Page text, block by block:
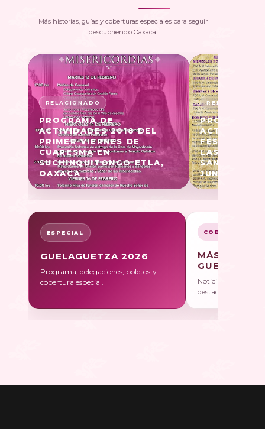
Más historias, guías y coberturas especiales para seguir
descubriendo Oaxaca.
PROGRAMA DE
ACTIVIDADES 2018 DEL
PRIMER VIERNES DE
CUARESMA EN
SUCHINQUITONGO ETLA,
OAXACA
PROGRAMA
FESTIVIDAD
LAS
SAN
JUNTAS,
ESPECIAL
GUELAGUETZA 2026
Programa, delegaciones, boletos y
cobertura especial.
COBERTURA
MÁS SOBRE
Noticias, galerías y
destacadas.